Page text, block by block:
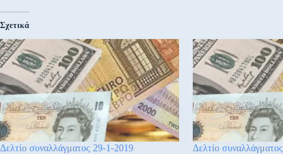
Σχετικά
Δελτίο συναλλάγματος 29-1-2019 Δελτίο